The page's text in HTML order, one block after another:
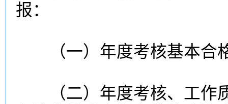
报：
（一）年度考核基本合
（二）年度考核、工作